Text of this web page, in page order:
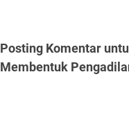
Posting Komentar
Membentuk